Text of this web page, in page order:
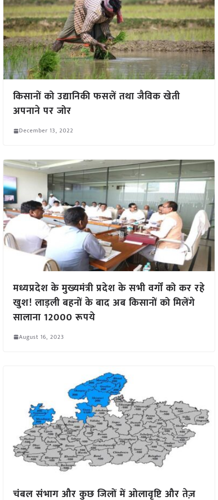
किसानों को उद्यानिकी फसलें तथा जैविक खेती
अपनाने पर जोर
December 13, 2022
मध्यप्रदेश के मुख्यमंत्री प्रदेश के सभी वर्गों को कर रहे
खुश! लाड़ली बहनों के बाद अब किसानों को मिलेंगे
सालाना 12000 रूपये
August 16, 2023
चंबल संभाग और कुछ जिलों में ओलावृष्टि और तेज़